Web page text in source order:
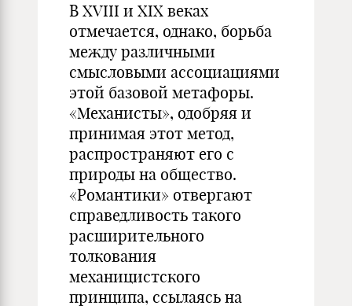
В XVIII и XIX веках
отмечается, однако, борьба
между различ­ными
смысловыми ассоциациями
этой базовой метафоры.
«Меха­нисты», одобряя и
принимая этот метод,
распространяют его с
природы на общество.
«Романтики» отвергают
справедливость та­кого
расширительного
толкования
механицистского
принципа, ссы­лаясь на